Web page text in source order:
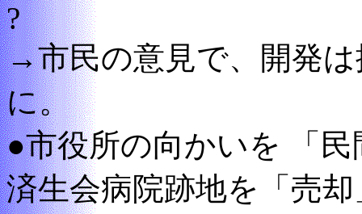
?
→市民の意見で、開発
に。
●市役所の向かいを 「
済生会病院跡地を「売却